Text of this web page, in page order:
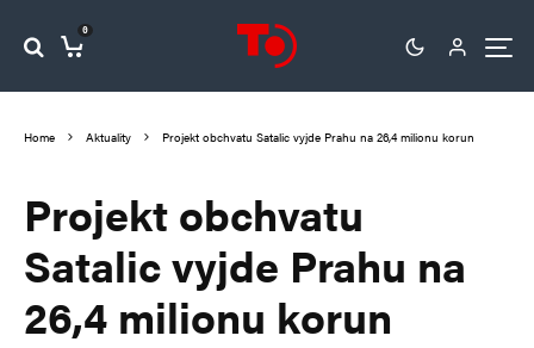
0
Home Aktuality Projekt obchvatu Satalic vyjde Prahu na 26,4 milionu korun
Projekt obchvatu
Satalic vyjde Prahu na
26,4 milionu korun